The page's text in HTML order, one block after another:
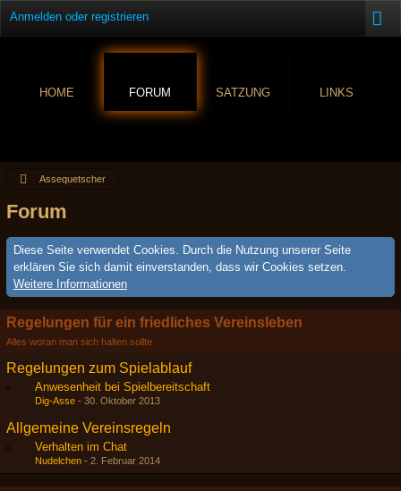
Anmelden oder registrieren
HOME FORUM SATZUNG LINKS
Assequetscher
Forum
Diese Seite verwendet Cookies. Durch die Nutzung unserer Seite
erklären Sie sich damit einverstanden, dass wir Cookies setzen.
Weitere Informationen
Regelungen für ein friedliches Vereinsleben
Alles woran man sich halten sollte
Regelungen zum Spielablauf
Anwesenheit bei Spielbereitschaft
Dig-Asse - 30. Oktober 2013
Allgemeine Vereinsregeln
Verhalten im Chat
Nudelchen - 2. Februar 2014